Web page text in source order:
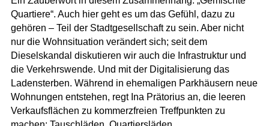
Quartiere“. Auch hier geht es um das Gefühl, dazu zu
gehören – Teil der Stadtgesellschaft zu sein. Aber nicht
nur die Wohnsituation verändert sich; seit dem
Dieselskandal diskutieren wir auch die Infrastruktur und
die Verkehrswende. Und mit der Digitalisierung das
Ladensterben. Während in ehemaligen Parkhäusern neue
Wohnungen entstehen, regt Ina Prätorius an, die leeren
Verkaufsflächen zu kommerzfreien Treffpunkten zu